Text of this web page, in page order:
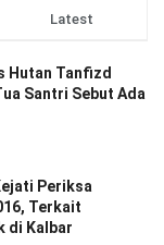
Latest
Hutan Tanfizd
Santri Sebut Ada
Periksa
Terkait
di Kalbar